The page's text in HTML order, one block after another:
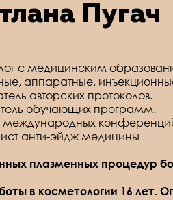
Пугач
с медицинским
аппаратные,
авторских протоколов.
обучающих программ.
международных
анти-эйдж медицины
плазменных процедур
в косметологии 16 лет.